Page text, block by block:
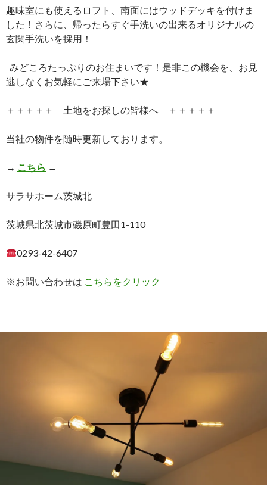
趣味室にも使えるロフト、南面にはウッドデッキを付けま
した！さらに、帰ったらすぐ手洗いの出来るオリジナルの
玄関手洗いを採用！
みどころたっぷりのお住まいです！是非この機会を、お見
逃しなくお気軽にご来場下さい★
＋＋＋＋＋ 土地をお探しの皆様へ ＋＋＋＋＋
当社の物件を随時更新しております。
→ こちら ←
サラサホーム茨城北
茨城県北茨城市磯原町豊田1-110
0293-42-6407
※お問い合わせは こちらをクリック